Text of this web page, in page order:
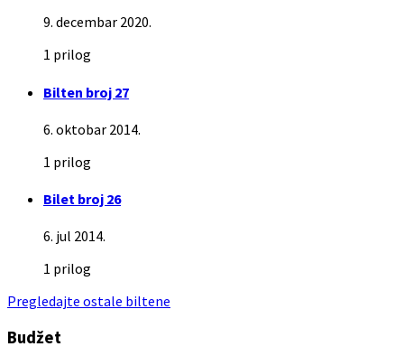
9. decembar 2020.
1 prilog
Bilten broj 27
6. oktobar 2014.
1 prilog
Bilet broj 26
6. jul 2014.
1 prilog
Pregledajte ostale biltene
Budžet